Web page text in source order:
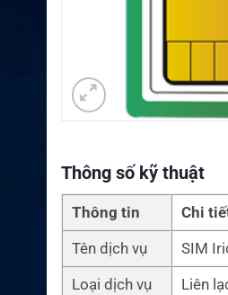
Thông số kỹ thuật
Thông tin
Chi
Tên dịch vụ
SIM
Loại dịch vụ
Liên